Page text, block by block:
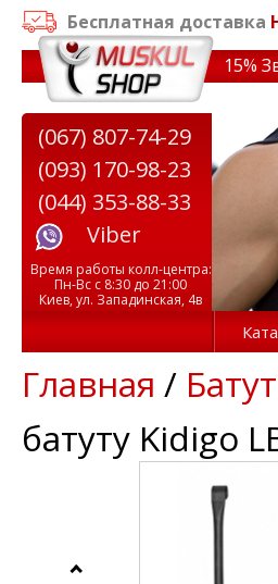
Бесплатная доставка
на тренажеры до 15%
(067) 807-74-29
(093) 170-98-23
(044) 353-88-33
Viber
Время работы колл-центра:
Пн-Вс с 8:30 до 21:00
Киев, ул. Западинская, 4в
Главная /
батуту Kidigo